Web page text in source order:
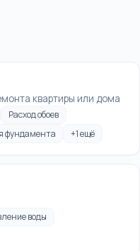
квартиры или дома
Расход обоев
фундамента +1ещё
воды